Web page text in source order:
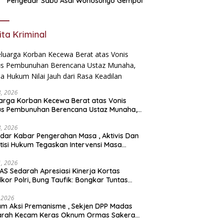
Kriminal
2026
Korban Kecewa Berat atas Vonis
Pembunuhan Berencana Ustaz Munaha,
2026
Kabar Pengerahan Masa , Aktivis Dan
Hukum Tegaskan Intervensi Masa
2026
Sedarah Apresiasi Kinerja Kortas
Polri, Bung Taufik: Bongkar Tuntas
2026
Premanisme , Sekjen DPP Madas
Kecam Keras Oknum Ormas Sakera